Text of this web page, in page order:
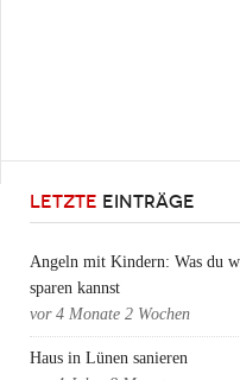
LETZTE EINTRÄGE
Angeln mit Kindern: Was du
sparen kannst
vor 4 Monate 2 Wochen
Haus in Lünen sanieren